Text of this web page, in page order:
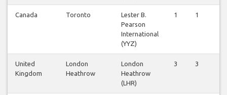
Canada Toronto
Lester B.
Pearson
International
(YYZ)
1 1
United
Kingdom
London
Heathrow
London
Heathrow
(LHR)
3 3